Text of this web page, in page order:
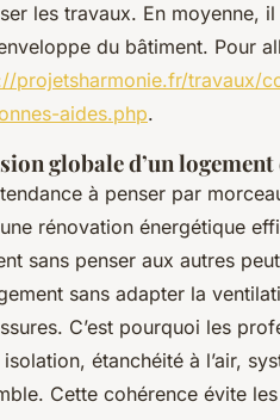
les travaux. En moyenne,
du bâtiment. Pour
projetsharmonie.fr/travaux/
aides.php.
globale d’un
à penser par
rénovation énergétique
sans penser aux autres
sans adapter la
C’est pourquoi les
étanchéité à l’air,
Cette cohérence évite les